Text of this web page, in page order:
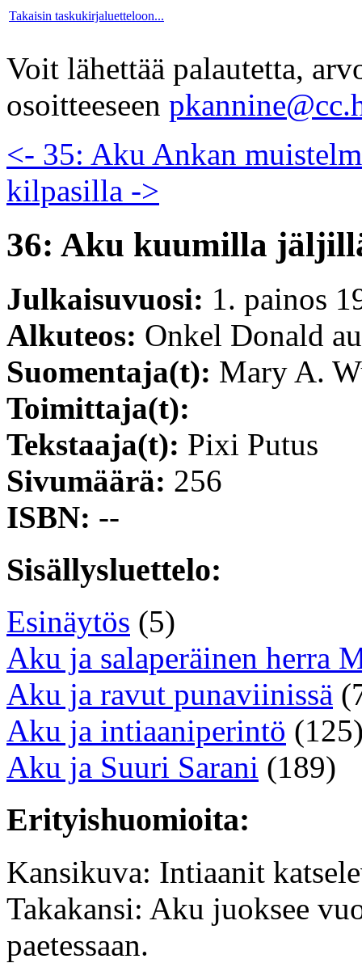
Takaisin taskukirjaluetteloon...
Voit lähettää palautetta,
osoitteeseen
<- 35: Aku Ankan
kilpasilla ->
36: Aku kuumilla
Julkaisuvuosi: 1. painos
Alkuteos: Onkel Donald
Suomentaja(t): Mary A.
Toimittaja(t):
Tekstaaja(t): Pixi Putus
Sivumäärä: 256
ISBN: --
Sisällysluettelo:
Esinäytös (5)
Aku ja salaperäinen herra
Aku ja ravut punaviinissä
Aku ja intiaaniperintö
Aku ja Suuri Sarani (189)
Erityishuomioita:
Kansikuva: Intiaanit
Takakansi: Aku juoksee
paetessaan.